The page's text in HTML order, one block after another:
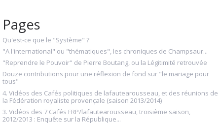
Pages
Qu'est-ce que le "Système" ?
"A l'international" ou "thématiques", les chroniques de Champsaur...
"Reprendre le Pouvoir" de Pierre Boutang, ou la Légitimité retrouvée
Douze contributions pour une réflexion de fond sur "le mariage pour
tous"
4. Vidéos des Cafés politiques de lafautearousseau, et des réunions de
la Fédération royaliste provençale (saison 2013/2014)
3. Vidéos des 7 Cafés FRP/lafautearousseau, troisième saison,
2012/2013 : Enquête sur la République...